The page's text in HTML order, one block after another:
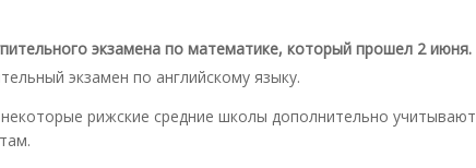
экзамена по математике, который прошел 2 июня.
экзамен по английскому языку.
рижские средние школы дополнительно учитывают